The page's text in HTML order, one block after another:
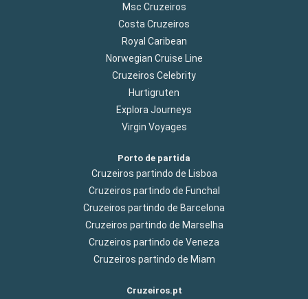
Msc Cruzeiros
Costa Cruzeiros
Royal Caribean
Norwegian Cruise Line
Cruzeiros Celebrity
Hurtigruten
Explora Journeys
Virgin Voyages
Porto de partida
Cruzeiros partindo de Lisboa
Cruzeiros partindo de Funchal
Cruzeiros partindo de Barcelona
Cruzeiros partindo de Marselha
Cruzeiros partindo de Veneza
Cruzeiros partindo de Miam
Cruzeiros.pt